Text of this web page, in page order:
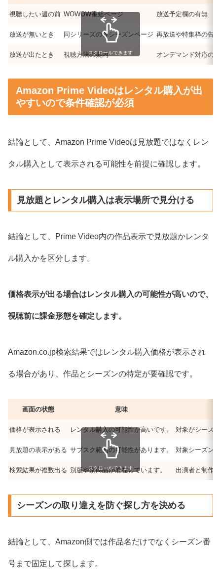
視聴したい週の前 WOWOW番組ページ 放送予定欄の有無
放送が無いとき 同シリーズの各シーズンページ 再放送や特集枠の告知
放送が出たとき 視聴方法の案内 オンデマンド対応の
スクロールできます
Amazon Prime Videoはレンタル購入が出
やすいので条件確認が必須
結論として、Amazon Prime Videoは見放題ではなくレン
タル購入として表示される可能性を前提に確認します。
見放題とレンタル購入は表示場所で見分ける
結論として、Prime Video内の作品表示で見放題かレンタ
ル購入かを区分します。
価格表示が出る場合はレンタル購入の可能性が高いので、
視聴前に課金形態を確定します。
Amazon.co.jp検索結果ではレンタル購入価格が表示され
る場合があり、作品とシーズンの特定が要確認です。
画面の状態 意味
価格が表示される レンタル購入の可能性が高いです。 対象がシーズ
見放題の表示がある サブスク範囲の可能性があります。 対象シーズン
検索結果が複数出る 別版や別商品が混在しています。 出演者と制作
スクロールできます
シーズンの取り違えを防ぐ探し方を決める
結論として、Amazon側では作品名だけでなくシーズン番
号まで固定して探します。